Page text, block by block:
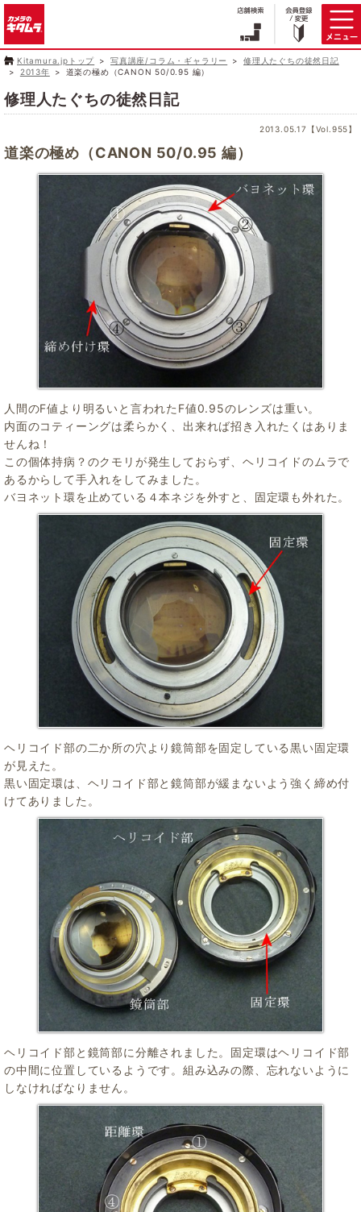
Kitamura.jpトップ 写真講座/コラム・ギャラリー
修理人たぐちの徒然日記
2013年
道楽の極め（CANON 50/0.95 編）
修理人たぐちの徒然日記
2013.05.17【Vol.955】
道楽の極め（CANON 50/0.95 編）
人間のF値より明るいと言われたF値0.95のレンズは重い。
内面のコティーングは柔らかく、出来れば招き入れたくはありま
せんね！
この個体持病？のクモリが発生しておらず、ヘリコイドのムラで
あるからして手入れをしてみました。
バヨネット環を止めている４本ネジを外すと、固定環も外れた。
ヘリコイド部の二か所の穴より鏡筒部を固定している黒い固定環
が見えた。
黒い固定環は、ヘリコイド部と鏡筒部が緩まないよう強く締め付
けてありました。
ヘリコイド部と鏡筒部に分離されました。固定環はヘリコイド部
の中間に位置しているようです。組み込みの際、忘れないように
しなければなりません。